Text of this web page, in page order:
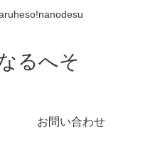
るへそ
お問い合わせ